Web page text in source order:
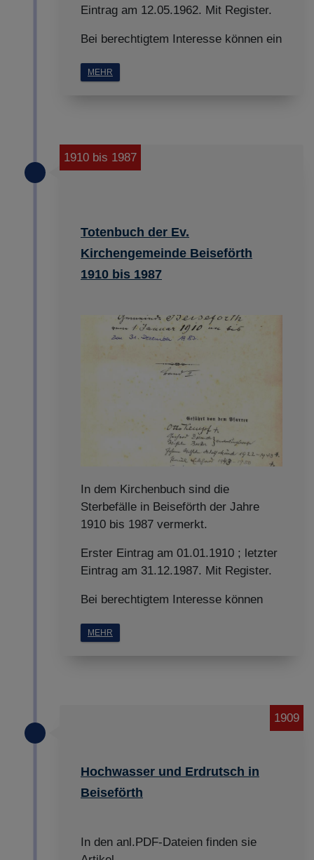
Eintrag am 12.05.1962. Mit Register.
Bei berechtigtem Interesse können ein
MEHR
Totenbuch der Ev.
Kirchengemeinde Beiseförth
1910 bis 1987
1910 bis 1987
In dem Kirchenbuch sind die
Sterbefälle in Beiseförth der Jahre
1910 bis 1987 vermerkt.
Erster Eintrag am 01.01.1910 ; letzter
Eintrag am 31.12.1987. Mit Register.
Bei berechtigtem Interesse können
MEHR
Hochwasser und Erdrutsch in
Beiseförth
1909
In den anl.PDF-Dateien finden sie